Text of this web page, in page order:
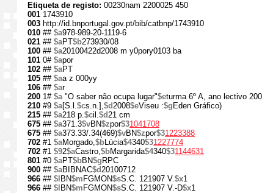
Etiqueta de registo: 00230nam 2200025 450
001 1743910
003 http://id.bnportugal.gov.pt/bib/catbnp/1743910
010 ## $a978-989-20-1119-6
021 ## $aPT$b273930/08
100 ## $a20100422d2008 m y0pory0103 ba
101 0# $apor
102 ## $aPT
105 ## $aa z 000yy
106 ## $ar
200 1# $a"O saber não ocupa lugar"$eturma 6º A, ano lectivo
210 #9 $a[S.l.$cs.n.],$d2008$eViseu :$g Eden Gráfico)
215 ## $a218 p.$cil.$d21 cm
675 ## $a371.3$vBN$zpor$31041708
675 ## $a373.33/.34(469)$vBN$zpor$31223388
702 #1 $aMorgado,$bLúcia$4340$31227774
702 #1 $92$aCastro,$bMargarida$4340$31144631
801 #0 $aPT$bBN$g RPC
900 ## $aBIBNAC$d20100712
966 ## $l BN$m FGMON$sS.C. 121907 V.$x1
966 ## $l BN$m FGMON$sS.C. 121907 V.-D$x1